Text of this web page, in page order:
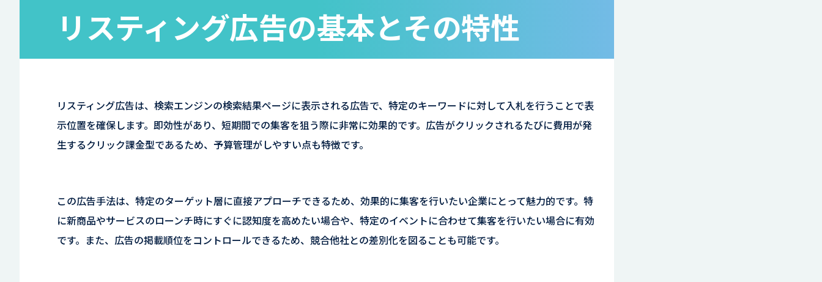
リスティング広告の基本とその特性
リスティング広告は、検索エンジンの検索結果ページに表示される広告で、特定のキーワードに対して入札を行うことで表
示位置を確保します。即効性があり、短期間での集客を狙う際に非常に効果的です。広告がクリックされるたびに費用が発
生するクリック課金型であるため、予算管理がしやすい点も特徴です。
この広告手法は、特定のターゲット層に直接アプローチできるため、効果的に集客を行いたい企業にとって魅力的です。特
に新商品やサービスのローンチ時にすぐに認知度を高めたい場合や、特定のイベントに合わせて集客を行いたい場合に有効
です。また、広告の掲載順位をコントロールできるため、競合他社との差別化を図ることも可能です。